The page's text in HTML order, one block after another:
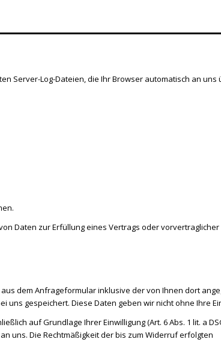
Server-Log-Dateien, die Ihr Browser automatisch an uns
Daten zur Erfüllung eines Vertrags oder
dem Anfrageformular inklusive der von Ihnen dort
gespeichert. Diese Daten geben wir nicht ohne Ihre
auf Grundlage Ihrer Einwilligung (Art. 6 Abs. 1 lit. a
uns. Die Rechtmäßigkeit der bis zum Widerruf erfolgten